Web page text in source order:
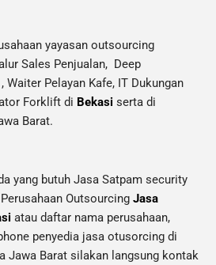
yayasan outsourcing
Sales Penjualan, Deep
Waiter Pelayan Kafe, IT Dukungan
Forklift di Bekasi serta di
Barat.
yang butuh Jasa Satpam security
Outsourcing Jasa
atau daftar nama perusahaan,
penyedia jasa otusorcing di
Jawa Barat silakan langsung kontak